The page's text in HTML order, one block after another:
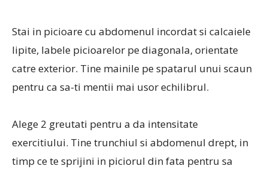
Stai in picioare cu abdomenul incordat si calcaiele
lipite, labele picioarelor pe diagonala, orientate
catre exterior. Tine mainile pe spatarul unui scaun
pentru ca sa-ti mentii mai usor echilibrul.
Alege 2 greutati pentru a da intensitate
exercitiului. Tine trunchiul si abdomenul drept, in
timp ce te sprijini in piciorul din fata pentru sa